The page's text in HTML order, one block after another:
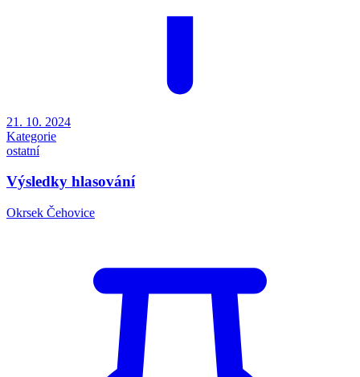
21. 10. 2024
Kategorie
ostatní
Výsledky hlasování
Okrsek Čehovice